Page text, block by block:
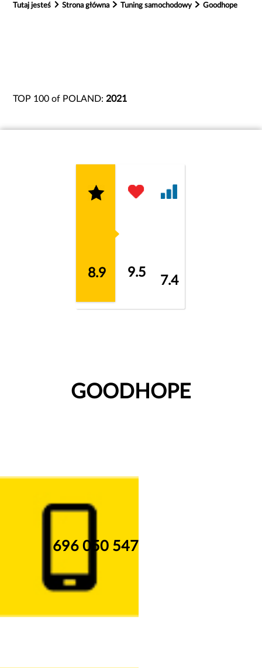
Tutaj jesteś Strona główna Tuning samochodowy Goodhope
TOP 100 of POLAND: 2021
8.9 9.5
7.4
GOODHOPE
696 050 547